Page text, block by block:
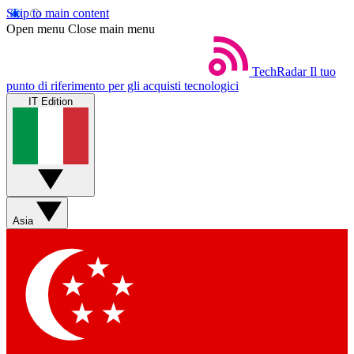
Skip to main content
Open menu Close main menu
TechRadar Il tuo
punto di riferimento per gli acquisti tecnologici
IT Edition
Asia